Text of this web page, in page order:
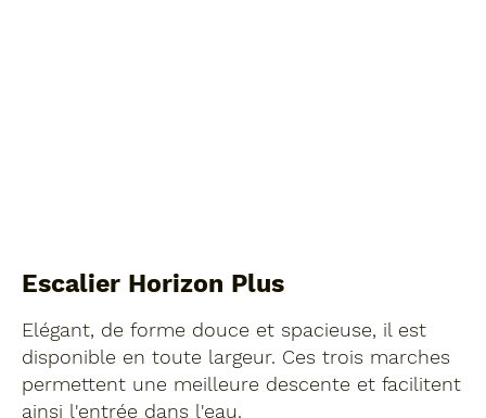
Escalier Horizon Plus
Elégant, de forme douce et spacieuse, il est
disponible en toute largeur. Ces trois marches
permettent une meilleure descente et facilitent
ainsi l'entrée dans l'eau.